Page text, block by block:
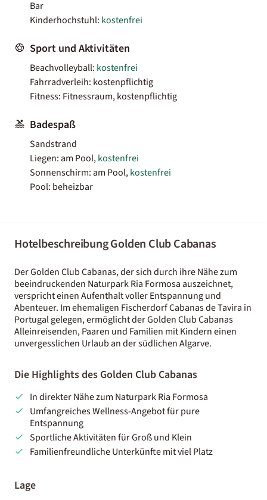
Bar
Kinderhochstuhl: kostenfrei
Sport und Aktivitäten
Beachvolleyball: kostenfrei
Fahrradverleih: kostenpflichtig
Fitness: Fitnessraum, kostenpflichtig
Badespaß
Sandstrand
Liegen: am Pool,kostenfrei
Sonnenschirm: am Pool,kostenfrei
Pool: beheizbar
Hotelbeschreibung Golden Club Cabanas
Der Golden Club Cabanas, der sich durch ihre Nähe zum
beeindruckenden Naturpark Ria Formosa auszeichnet,
verspricht einen Aufenthalt voller Entspannung und
Abenteuer. Im ehemaligen Fischerdorf Cabanas de Tavira in
Portugal gelegen, ermöglicht der Golden Club Cabanas
Alleinreisenden, Paaren und Familien mit Kindern einen
unvergesslichen Urlaub an der südlichen Algarve.
Die Highlights des Golden Club Cabanas
In direkter Nähe zum Naturpark Ria Formosa
Umfangreiches Wellness-Angebot für pure
Entspannung
Sportliche Aktivitäten für Groß und Klein
Familienfreundliche Unterkünfte mit viel Platz
Lage